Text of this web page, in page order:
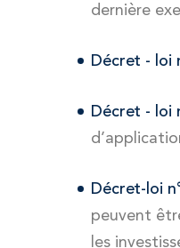
dernière
Décret - loi
Décret - loi
Décret-loi
peuvent
les